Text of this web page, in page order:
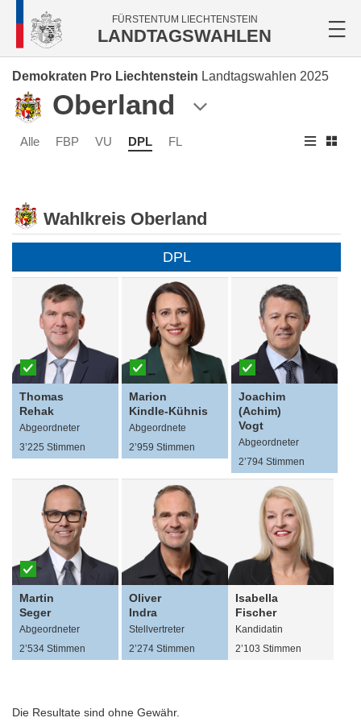
FÜRSTENTUM LIECHTENSTEIN
LANDTAGSWAHLEN
Demokraten Pro Liechtenstein Landtagswahlen 2025
Oberland
Alle FBP VU DPL FL
Wahlkreis Oberland
DPL
Thomas
Rehak
Abgeordneter
3’225 Stimmen
Marion
Kindle-Kühnis
Abgeordnete
2’959 Stimmen
Joachim
(Achim)
Vogt
Abgeordneter
2’794 Stimmen
Martin
Seger
Abgeordneter
2’534 Stimmen
Oliver
Indra
Stellvertreter
2’274 Stimmen
Isabella
Fischer
Kandidatin
2’103 Stimmen
Die Resultate sind ohne Gewähr.